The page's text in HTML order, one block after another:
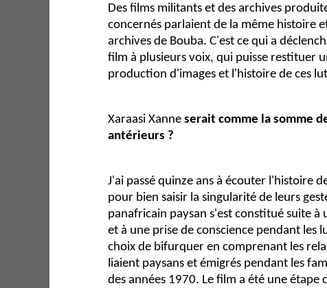
Des films militants et des archives
concernés parlaient de la même histoire
archives de Bouba. C'est ce qui a
film à plusieurs voix, qui puisse restituer
production d'images et l'histoire de ces
Xaraasi Xanne serait comme la somme
antérieurs ?
J'ai passé quinze ans à écouter l'histoire
pour bien saisir la singularité de leurs
panafricain paysan s'est constitué suite à
et à une prise de conscience pendant les
choix de bifurquer en comprenant les
liaient paysans et émigrés pendant les
des années 1970. Le film a été une étape